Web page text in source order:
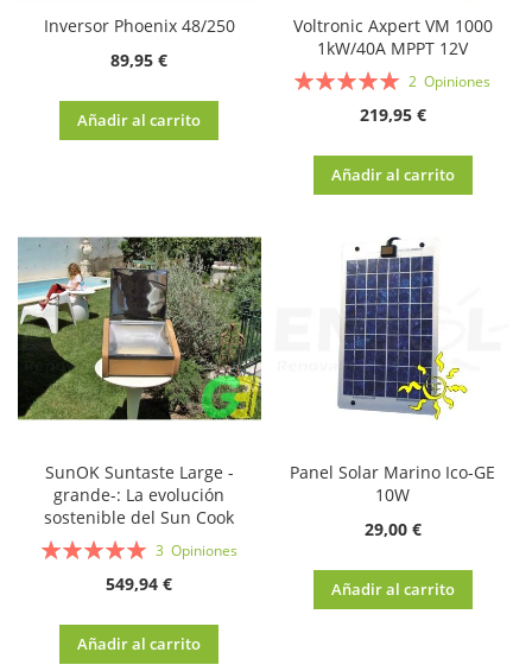
Inversor Phoenix 48/250
89,95 €
Añadir al carrito
Voltronic Axpert VM 1000
1kW/40A MPPT 12V
Valoración:
2Opiniones
219,95 €
Añadir al carrito
SunOK Suntaste Large -
grande-: La evolución
sostenible del Sun Cook
Valoración:
3 Opiniones
549,94 €
Añadir al carrito
Panel Solar Marino Ico-GE
10W
29,00 €
Añadir al carrito